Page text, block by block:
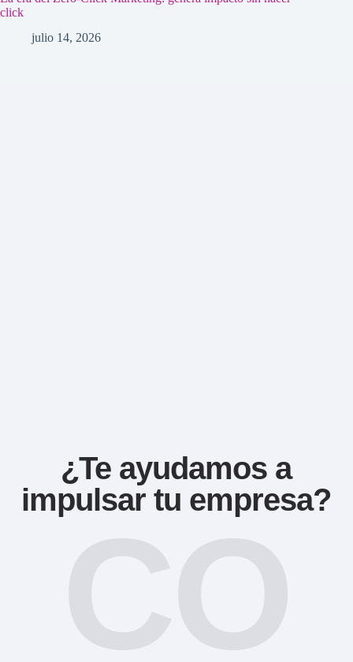
click
julio 14, 2026
¿Te ayudamos a
impulsar tu empresa?